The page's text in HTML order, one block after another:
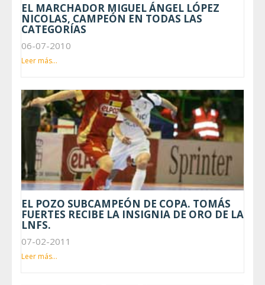
EL MARCHADOR MIGUEL ÁNGEL LÓPEZ
NICOLAS, CAMPEÓN EN TODAS LAS
CATEGORÍAS
06-07-2010
Leer más...
EL POZO SUBCAMPEÓN DE COPA. TOMÁS
FUERTES RECIBE LA INSIGNIA DE ORO DE LA
LNFS.
07-02-2011
Leer más...